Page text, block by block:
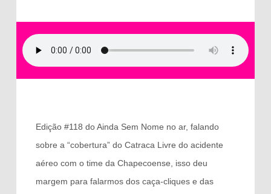
Edição #118 do Ainda Sem Nome no ar, falando
sobre a “cobertura” do Catraca Livre do acidente
aéreo com o time da Chapecoense, isso deu
margem para falarmos dos caça-cliques e das